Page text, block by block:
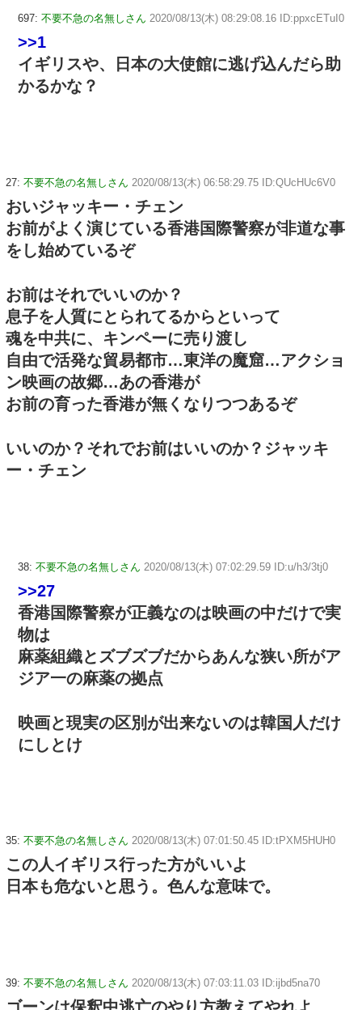
697: 不要不急の名無しさん 2020/08/13(木) 08:29:08.16 ID:ppxcETuI0
>>1
イギリスや、日本の大使館に逃げ込んだら助
かるかな？
27: 不要不急の名無しさん 2020/08/13(木) 06:58:29.75 ID:QUcHUc6V0
おいジャッキー・チェン
お前がよく演じている香港国際警察が非道な事
をし始めているぞ
お前はそれでいいのか？
息子を人質にとられてるからといって
魂を中共に、キンペーに売り渡し
自由で活発な貿易都市…東洋の魔窟…アクショ
ン映画の故郷…あの香港が
お前の育った香港が無くなりつつあるぞ
いいのか？それでお前はいいのか？ジャッキ
ー・チェン
38: 不要不急の名無しさん 2020/08/13(木) 07:02:29.59 ID:u/h3/3tj0
>>27
香港国際警察が正義なのは映画の中だけで実
物は
麻薬組織とズブズブだからあんな狭い所がア
ジア一の麻薬の拠点
映画と現実の区別が出来ないのは韓国人だけ
にしとけ
35: 不要不急の名無しさん 2020/08/13(木) 07:01:50.45 ID:tPXM5HUH0
この人イギリス行った方がいいよ
日本も危ないと思う。色んな意味で。
39: 不要不急の名無しさん 2020/08/13(木) 07:03:11.03 ID:ijbd5na70